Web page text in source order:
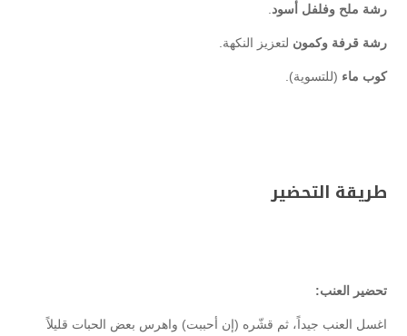
رشة ملح وفلفل أسود
رشة قرفة وكمون لتعزيز النكهة.
كوب ماء (للتسوية).
طريقة التحضير
تحضير العنب:
اغسل العنب جيداً، ثم قشّره (إن أحببت) واهرس بعض الحبات قليلاً